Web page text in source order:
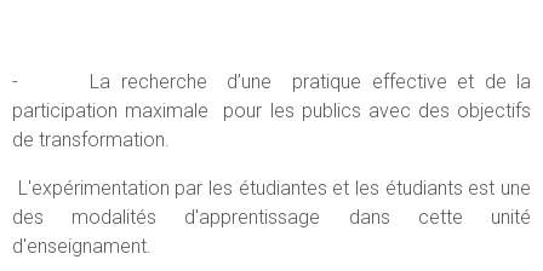
- La recherche d’une pratique effective et de la
participation maximale pour les publics avec des objectifs
de transformation.
L'expérimentation par les étudiantes et les étudiants est une
des modalités d'apprentissage dans cette unité
d'enseignament.